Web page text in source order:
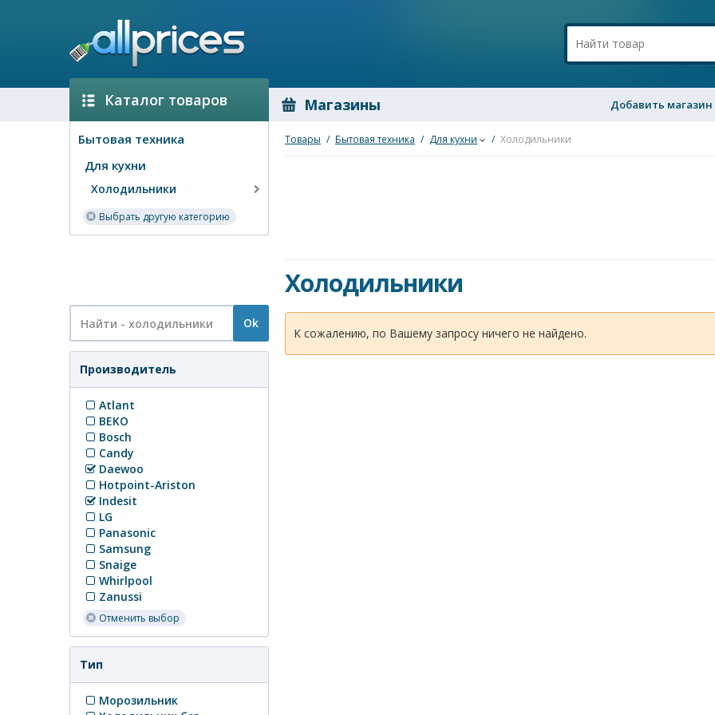
Каталог товаров Магазины Добавить магазин
Бытовая техника
Для кухни
Холодильники
Выбрать другую категорию
Ok
Производитель
Atlant
BEKO
Bosch
Candy
Daewoo
Hotpoint-Ariston
Indesit
LG
Panasonic
Samsung
Snaige
Whirlpool
Zanussi
Отменить выбор
Тип
Морозильник
Товары / Бытовая техника / Для кухни / Холодильники
Холодильники
К сожалению, по Вашему запросу ничего не найдено.